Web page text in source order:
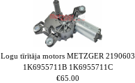
Logu tīrītāja motors METZGER 2190603
1K6955711B 1K6955711C
€65.00